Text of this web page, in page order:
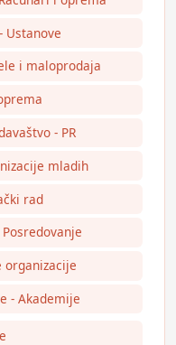
Ustanove
i maloprodaja
- PR
mladih
rad
organizacije
- Akademije